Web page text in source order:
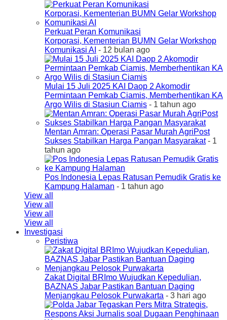
Perkuat Peran Komunikasi
Korporasi, Kementerian BUMN Gelar Workshop
Komunikasi AI - 12 bulan ago
Mulai 15 Juli 2025 KAI Daop 2 Akomodir
Permintaan Pemkab Ciamis, Memberhentikan KA
Argo Wilis di Stasiun Ciamis - 1 tahun ago
Mentan Amran: Operasi Pasar Murah AgriPost
Sukses Stabilkan Harga Pangan Masyarakat- 1
tahun ago
Pos Indonesia Lepas Ratusan Pemudik Gratis ke
Kampung Halaman - 1 tahun ago
View all
View all
View all
View all
Investigasi
Peristiwa
Zakat Digital BRImo Wujudkan Kepedulian,
BAZNAS Jabar Pastikan Bantuan Daging
Menjangkau Pelosok Purwakarta - 3 hari ago